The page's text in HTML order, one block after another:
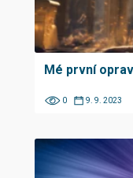
Mé první
0 9. 9. 2023